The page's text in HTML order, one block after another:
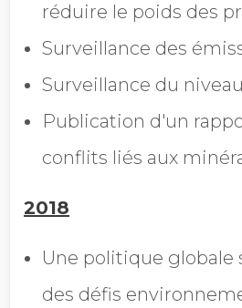
réduire le poids des
Surveillance des
Surveillance du
Publication d'un
conflits liés aux
2018
Une politique globale
des défis